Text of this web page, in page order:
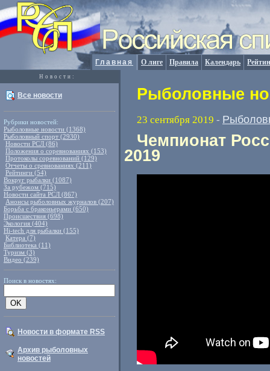
Главная О лиге Правила Календарь
Новости:
Все новости
Рубрики новостей:
Рыболовные новости (1368)
Рыболовный спорт (2930)
Новости РСЛ (86)
Положения о соревнованиях (153)
Протоколы соревнований (129)
Отчеты о сревнованиях (211)
Рейтинги (54)
Вокруг рыбалки (1087)
За рубежом (715)
Новости сайта РСЛ (867)
Анонсы рыболовных журналов (207)
Борьба с браконьерами (650)
Происшествия (698)
Экология (404)
Hi-tech для рыбалки (155)
Катера (7)
Библиотека (11)
Туризм (3)
Видео (239)
Поиск в новостях:
Новости в формате RSS
Архив рыболовных
новостей
Рыболовные
23 сентября 2019 -
Чемпионат
2019